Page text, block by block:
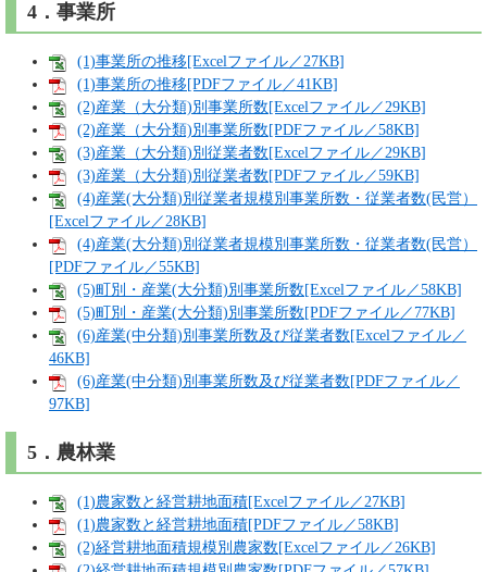
4．事業所
(1)事業所の推移[Excelファイル／27KB]
(1)事業所の推移[PDFファイル／41KB]
(2)産業（大分類)別事業所数[Excelファイル／29KB]
(2)産業（大分類)別事業所数[PDFファイル／58KB]
(3)産業（大分類)別従業者数[Excelファイル／29KB]
(3)産業（大分類)別従業者数[PDFファイル／59KB]
(4)産業(大分類)別従業者規模別事業所数・従業者数(民営）
[Excelファイル／28KB]
(4)産業(大分類)別従業者規模別事業所数・従業者数(民営）
[PDFファイル／55KB]
(5)町別・産業(大分類)別事業所数[Excelファイル／58KB]
(5)町別・産業(大分類)別事業所数[PDFファイル／77KB]
(6)産業(中分類)別事業所数及び従業者数[Excelファイル／
46KB]
(6)産業(中分類)別事業所数及び従業者数[PDFファイル／
97KB]
5．農林業
(1)農家数と経営耕地面積[Excelファイル／27KB]
(1)農家数と経営耕地面積[PDFファイル／58KB]
(2)経営耕地面積規模別農家数[Excelファイル／26KB]